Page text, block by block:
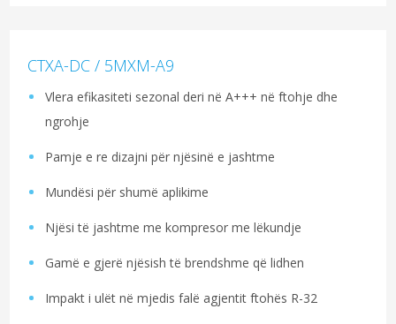
CTXA-DC / 5MXM-A9
Vlera efikasiteti sezonal deri në A+++ në ftohje dhe
ngrohje
Pamje e re dizajni për njësinë e jashtme
Mundësi për shumë aplikime
Njësi të jashtme me kompresor me lëkundje
Gamë e gjerë njësish të brendshme që lidhen
Impakt i ulët në mjedis falë agjentit ftohës R-32